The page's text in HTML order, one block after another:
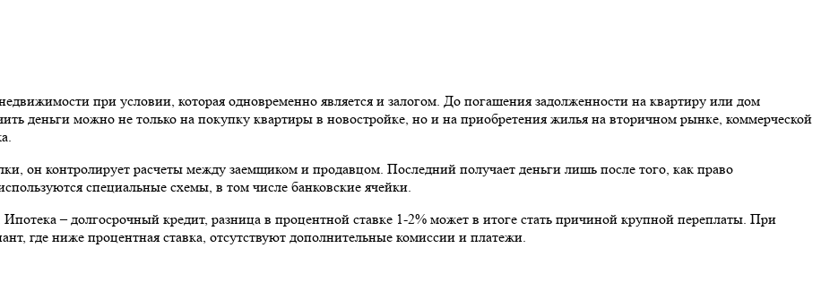
при условии, которая одновременно является и залогом. До погашения задолженности на квартиру или дом
деньги можно не только на покупку квартиры в новостройке, но и на приобретения жилья на вторичном рынке, коммерческой
он контролирует расчеты между заемщиком и продавцом. Последний получает деньги лишь после того, как право
специальные схемы, в том числе банковские ячейки.
– долгосрочный кредит, разница в процентной ставке 1-2% может в итоге стать причиной крупной переплаты. При
где ниже процентная ставка, отсутствуют дополнительные комиссии и платежи.